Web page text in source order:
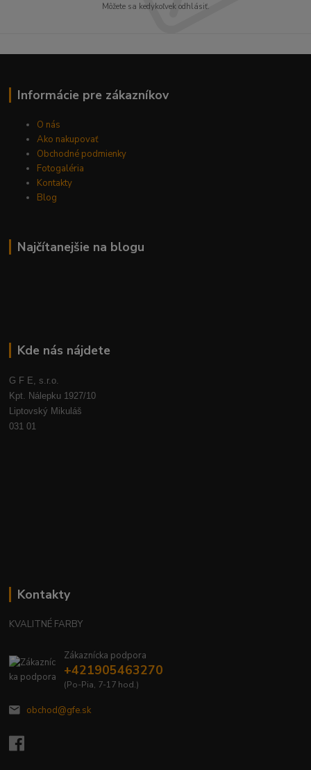
Môžete sa kedykoľvek odhlásiť.
Informácie pre zákazníkov
O nás
Ako nakupovať
Obchodné podmienky
Fotogaléria
Kontakty
Blog
Najčítanejšie na blogu
Kde nás nájdete
G F E, s.r.o.
Kpt. Nálepku 1927/10
Liptovský Mikuláš
031 01
Kontakty
KVALITNÉ FARBY
Zákaznícka podpora
+421905463270
(Po-Pia, 7-17 hod.)
obchod@gfe.sk